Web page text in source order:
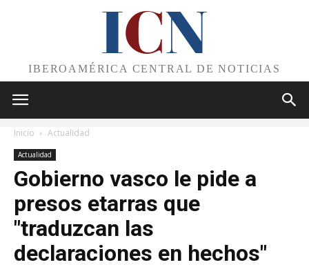
ICN
IBEROAMÉRICA CENTRAL DE NOTICIAS
Inicio Actualidad
Actualidad
Gobierno vasco le pide a
presos etarras que
"traduzcan las
declaraciones en hechos"